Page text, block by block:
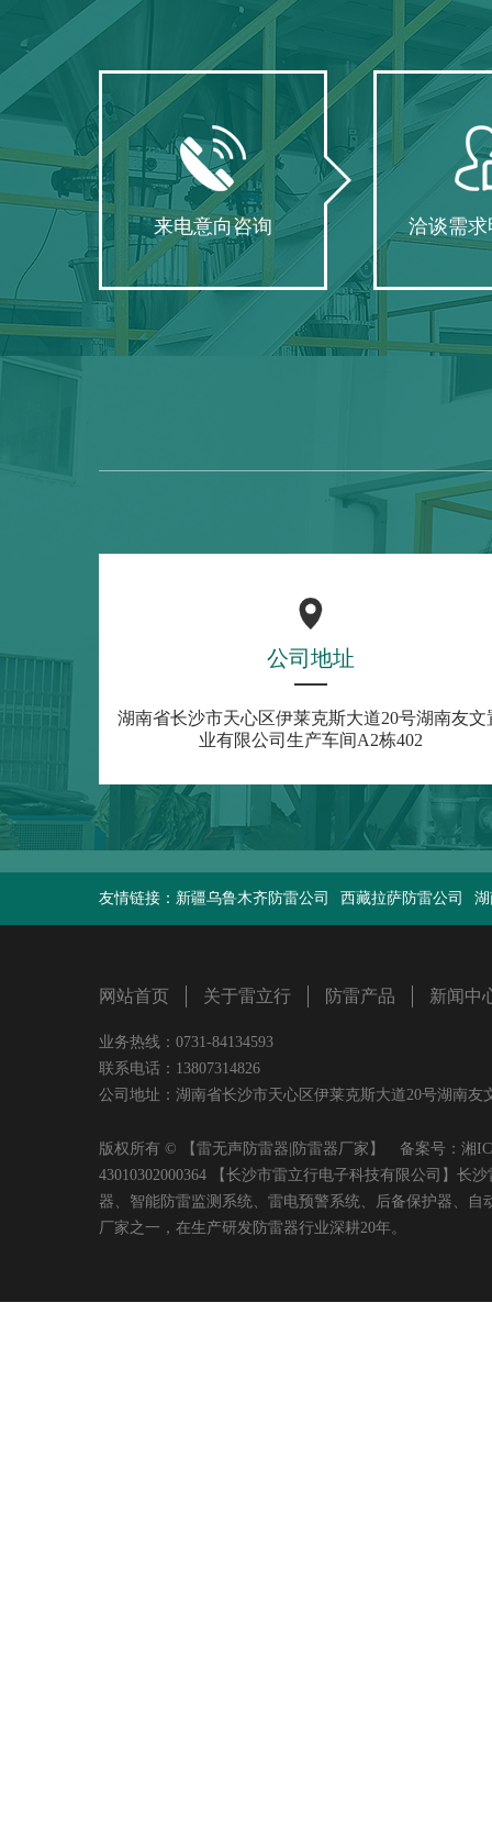
来电意向咨询 洽谈需
公司地址
湖南省长沙市天心区伊莱克斯大道20号湖南友文
业有限公司生产车间A2栋402
友情链接： 新疆乌鲁木齐防雷公司 西藏拉萨防雷公司
网站首页 关于雷立行 防雷产品 新闻中
业务热线：0731-84134593
联系电话：13807314826
公司地址：湖南省长沙市天心区伊莱克斯大道20号湖南
版权所有 © 【雷无声防雷器|防雷器厂家】 备案号： 湘
43010302000364 【长沙市雷立行电子科技有限公司】长
器、智能防雷监测系统、雷电预警系统、后备保护器、
厂家之一，在生产研发防雷器行业深耕20年。